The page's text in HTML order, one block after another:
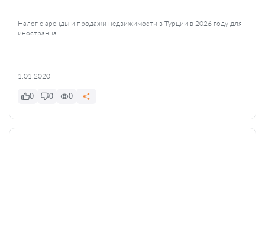
Налог с аренды и продажи недвижимости в Турции в 2026 году для
иностранца
1.01.2020
0 0 0